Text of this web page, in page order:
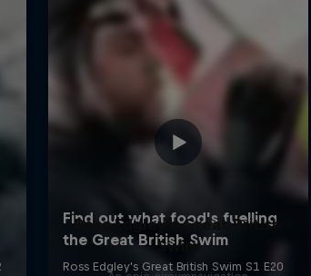
Ross Edgley's Great British
Swim